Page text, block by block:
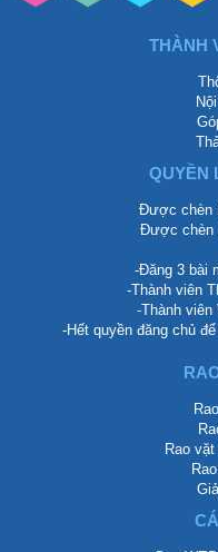
THÀNH
QUYỀN
Được chèn
Được chèn
-Đăng 3 bài
-Thành viên
-Thành viên
-Hết quyền đăng chủ
Rao